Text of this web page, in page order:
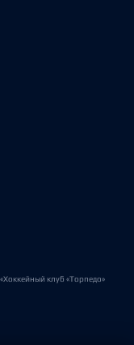
клуб «Торпедо»